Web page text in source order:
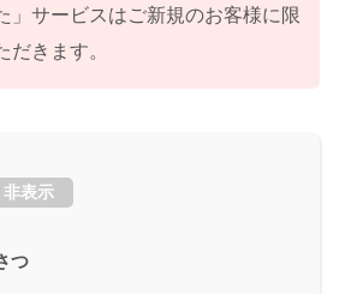
」サービスはご新規のお客様に限
だきます。
非表示
つ